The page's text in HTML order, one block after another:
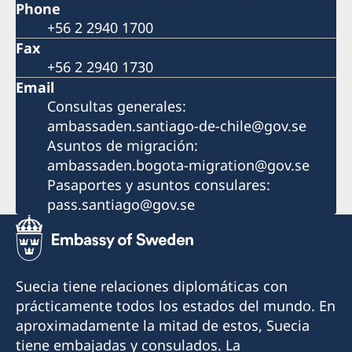
Phone
+56 2 2940 1700
Fax
+56 2 2940 1730
Email
Consultas generales:
ambassaden.santiago-de-chile@gov.se
Asuntos de migración:
ambassaden.bogota-migration@gov.se
Pasaportes y asuntos consulares:
pass.santiago@gov.se
Suecia tiene relaciones diplomáticas con
prácticamente todos los estados del mundo. En
aproximadamente la mitad de estos, Suecia
tiene embajadas y consulados. La